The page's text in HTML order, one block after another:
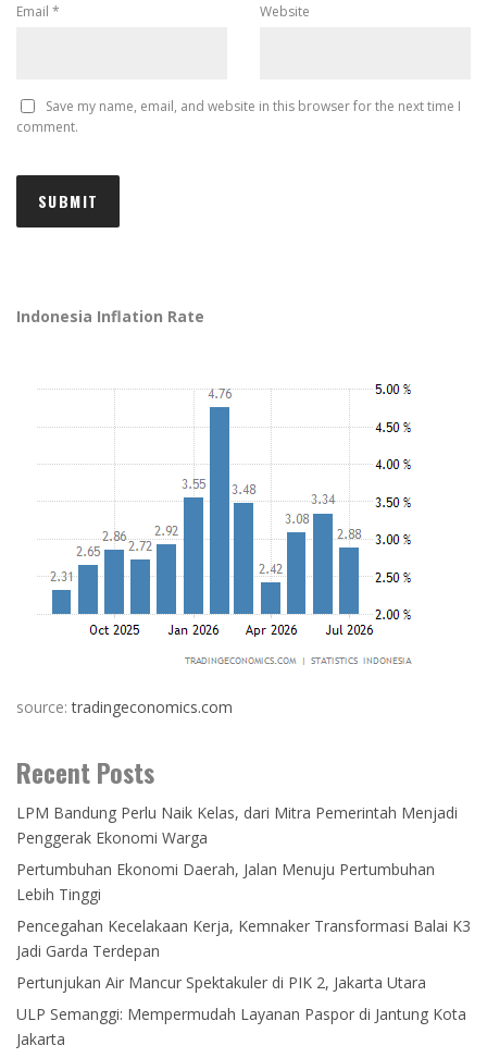
Email * Website
Save my name, email, and website in this browser for the next time I
comment.
Indonesia Inflation Rate
source:tradingeconomics.com
Recent Posts
LPM Bandung Perlu Naik Kelas, dari Mitra Pemerintah Menjadi
Penggerak Ekonomi Warga
Pertumbuhan Ekonomi Daerah, Jalan Menuju Pertumbuhan
Lebih Tinggi
Pencegahan Kecelakaan Kerja, Kemnaker Transformasi Balai K3
Jadi Garda Terdepan
Pertunjukan Air Mancur Spektakuler di PIK 2, Jakarta Utara
ULP Semanggi: Mempermudah Layanan Paspor di Jantung Kota
Jakarta